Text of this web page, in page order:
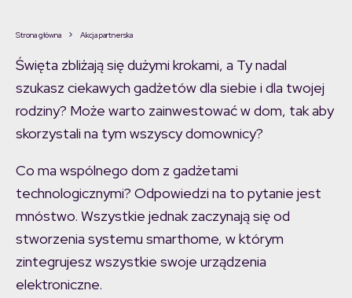
Strona główna Akcja partnerska
Święta zbliżają się dużymi krokami, a Ty nadal
szukasz ciekawych gadżetów dla siebie i dla twojej
rodziny? Może warto zainwestować w dom, tak aby
skorzystali na tym wszyscy domownicy?
Co ma wspólnego dom z gadżetami
technologicznymi? Odpowiedzi na to pytanie jest
mnóstwo. Wszystkie jednak zaczynają się od
stworzenia systemu smarthome, w którym
zintegrujesz wszystkie swoje urządzenia
elektroniczne.